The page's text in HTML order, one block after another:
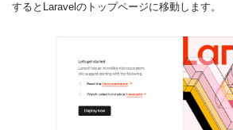
するとLaravelのトップページに移動します。